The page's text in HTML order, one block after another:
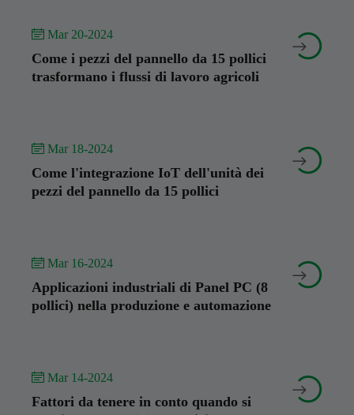
 Mar 20-2024
Come i pezzi del pannello da 15 pollici
trasformano i flussi di lavoro agricoli


 Mar 18-2024
Come l'integrazione IoT dell'unità dei
pezzi del pannello da 15 pollici


 Mar 16-2024
Applicazioni industriali di Panel PC (8
pollici) nella produzione e automazione


 Mar 14-2024
Fattori da tenere in conto quando si

